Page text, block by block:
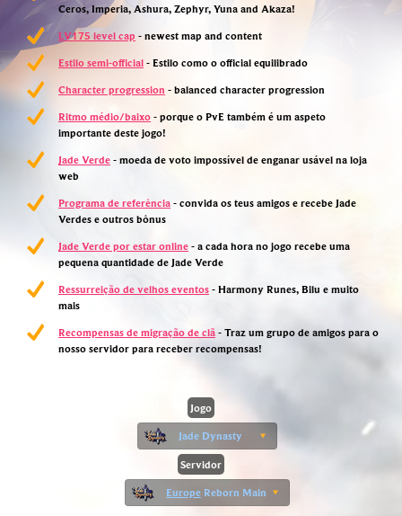
Ceros, Imperia, Ashura, Zephyr, Yuna and Akaza!
LV175 level cap - newest map and content
Estilo semi-official - Estilo como o official equilibrado
Character progression - balanced character progression
Ritmo médio/baixo - porque o PvE também é um aspeto
importante deste jogo!
Jade Verde - moeda de voto impossível de enganar usável na loja
web
Programa de referência - convida os teus amigos e recebe Jade
Verdes e outros bônus
Jade Verde por estar online - a cada hora no jogo recebe uma
pequena quantidade de Jade Verde
Ressurreição de velhos eventos - Harmony Runes, Bilu e muito
mais
Recompensas de migração de clã - Traz um grupo de amigos para o
nosso servidor para receber recompensas!
Jogo
Jade Dynasty
Servidor
Europe Reborn Main